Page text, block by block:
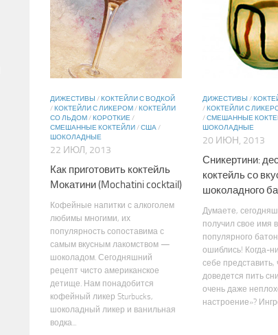
ДИЖЕСТИВЫ /КОКТЕЙЛИ С ВОДКОЙ
/КОКТЕЙЛИ С ЛИКЕРОМ/КОКТЕЙЛИ
СО ЛЬДОМ/КОРОТКИЕ/
СМЕШАННЫЕ КОКТЕЙЛИ/США/
ШОКОЛАДНЫЕ
22 ИЮЛ, 2013
Как приготовить коктейль
Мокатини (Mochatini cocktail)
Кофейные напитки с алкоголем
любимы многими, их
популярность сопоставима с
самым вкусным лакомством —
шоколадом. Сегодняшний
рецепт чисто американское
детище. Нам понадобится
кофейный ликер Sturbucks,
шоколадный ликер и ванильная
водка...
ДИЖЕСТИВЫ /
/КОКТЕЙЛИ С
/СМЕШАННЫЕ
ШОКОЛАДНЫЕ
20 ИЮН, 2013
Сникертини:
коктейль со
шоколадного
Думаете,
получил свое имя
популярного
ошиблись! Когда-
себе представить,
доведется пить
очень даже
настроение»?